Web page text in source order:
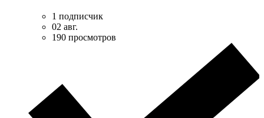
1 подписчик
02 авг.
190 просмотров